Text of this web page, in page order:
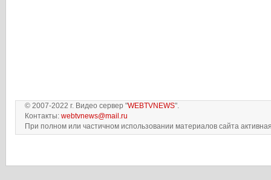
© 2007-2022 г. Видео сервер "WEBTVNEWS".
Контакты: webtvnews@mail.ru
При полном или частичном использовании материалов сайта